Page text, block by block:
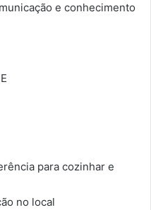
e conhecimento
para cozinhar e
no local